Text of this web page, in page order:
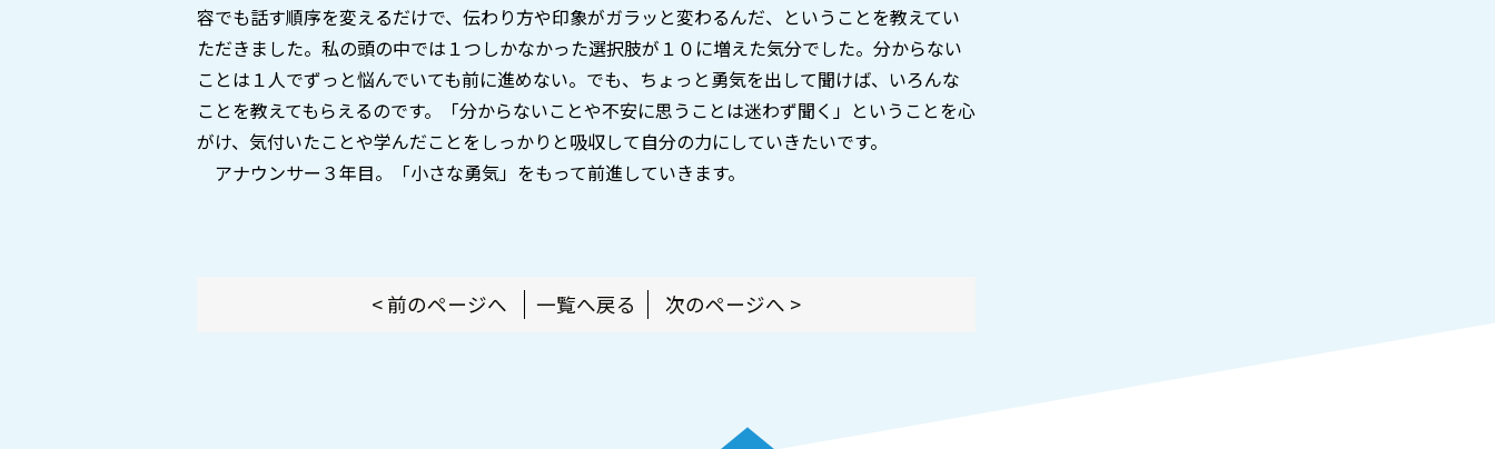
容でも話す順序を変えるだけで、伝わり方や印象がガラッと変わるんだ、ということを教えてい
ただきました。私の頭の中では１つしかなかった選択肢が１０に増えた気分でした。分からない
ことは１人でずっと悩んでいても前に進めない。でも、ちょっと勇気を出して聞けば、いろんな
ことを教えてもらえるのです。「分からないことや不安に思うことは迷わず聞く」ということを心
がけ、気付いたことや学んだことをしっかりと吸収して自分の力にしていきたいです。
アナウンサー３年目。「小さな勇気」をもって前進していきます。
< 前のページへ 一覧へ戻る 次のページへ >